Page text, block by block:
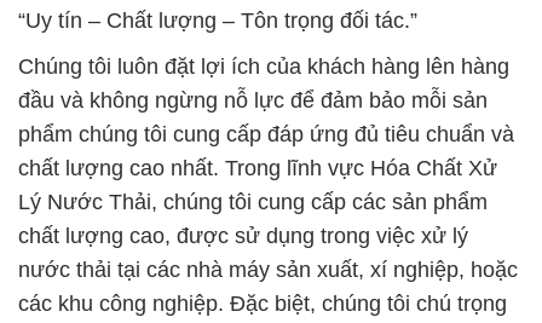
chất lượng cao nhất. Trong lĩnh vực Hóa Chất Xử
Lý Nước Thải, chúng tôi cung cấp các sản phẩm
chất lượng cao, được sử dụng trong việc xử lý
nước thải tại các nhà máy sản xuất, xí nghiệp, hoặc
các khu công nghiệp. Đặc biệt, chúng tôi chú trọng
đến việc cung cấp các loại sơn màn và sản phẩm
sữa chữa bê tông, đảm bảo không chỉ chất lượng
mà còn an toàn và bảo vệ môi trường.
Chúng tôi cam kết cung cấp các giải pháp hóa chất